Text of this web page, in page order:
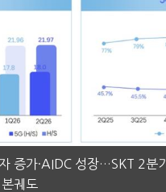
증가·AIDC 성장…SKT 2분기
궤도